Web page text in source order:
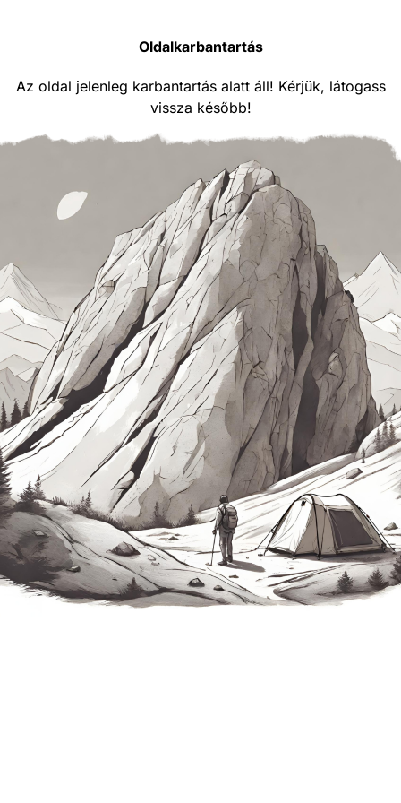
Oldalkarbantartás
Az oldal jelenleg karbantartás alatt áll! Kérjük, látogass
vissza később!